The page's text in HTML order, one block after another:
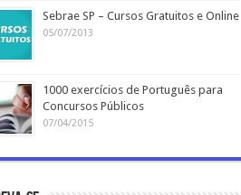
Sebrae SP – Cursos Gratuitos e Online
05/07/2013
1000 exercícios de Português para
Concursos Públicos
07/04/2015